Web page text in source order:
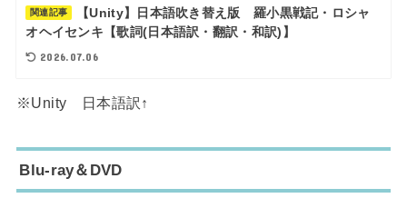
関連記事
【Unity】日本語吹き替え版 羅小黒戦記・ロシャ
オヘイセンキ【歌詞(日本語訳・翻訳・和訳)】
2026.07.06
※Unity 日本語訳↑
Blu-ray＆DVD